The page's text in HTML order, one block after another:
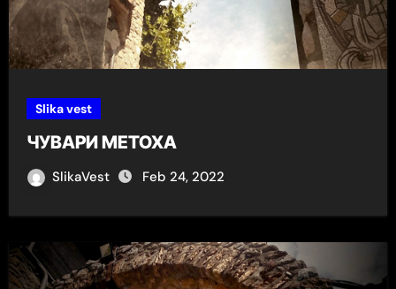
Slika vest
ЧУВАРИ МЕТОХА
SlikaVest Feb 24, 2022